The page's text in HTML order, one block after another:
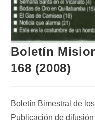
Boletín
168 (2008)
Boletín Bimestral de
Publicación de